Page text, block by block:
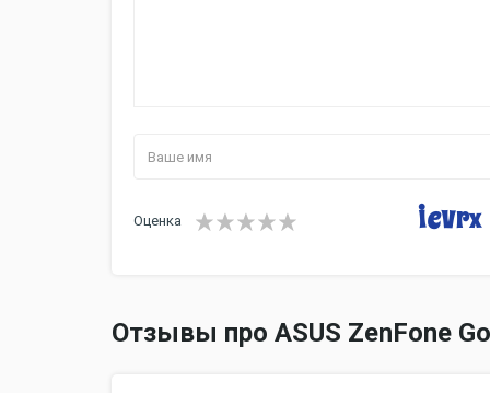
Оценка
Отзывы про ASUS ZenFone